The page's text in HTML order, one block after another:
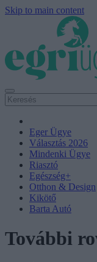
Skip to main content
Eger Ügye
Választás 2026
Mindenki Ügye
Riasztó
Egészség+
Otthon & Design
Kikötő
Barta Autó
További